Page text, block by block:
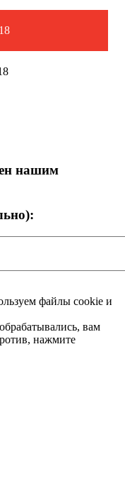
нашим
файлы cookie и
вам
нажмите